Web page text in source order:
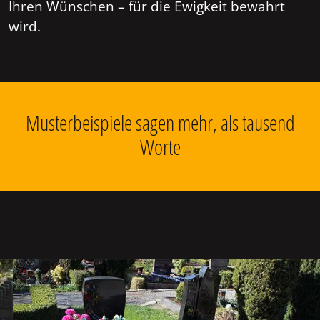
Ihren Wünschen – für die Ewigkeit bewahrt
wird.
Musterbeispiele sagen mehr, als tausend
Worte